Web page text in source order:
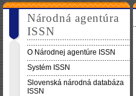
Národná agentúra
ISSN
O Národnej agentúre ISSN
Systém ISSN
Slovenská národná databáza
ISSN